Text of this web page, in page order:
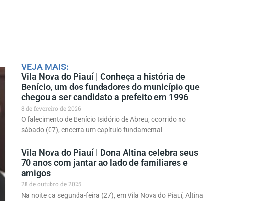
VEJA MAIS:
Vila Nova do Piauí | Conheça a história de
Benício, um dos fundadores do município que
chegou a ser candidato a prefeito em 1996
8 de fevereiro de 2026
O falecimento de Benício Isidório de Abreu, ocorrido no
sábado (07), encerra um capítulo fundamental
Vila Nova do Piauí | Dona Altina celebra seus
70 anos com jantar ao lado de familiares e
amigos
28 de outubro de 2025
Na noite da segunda-feira (27), em Vila Nova do Piauí, Altina